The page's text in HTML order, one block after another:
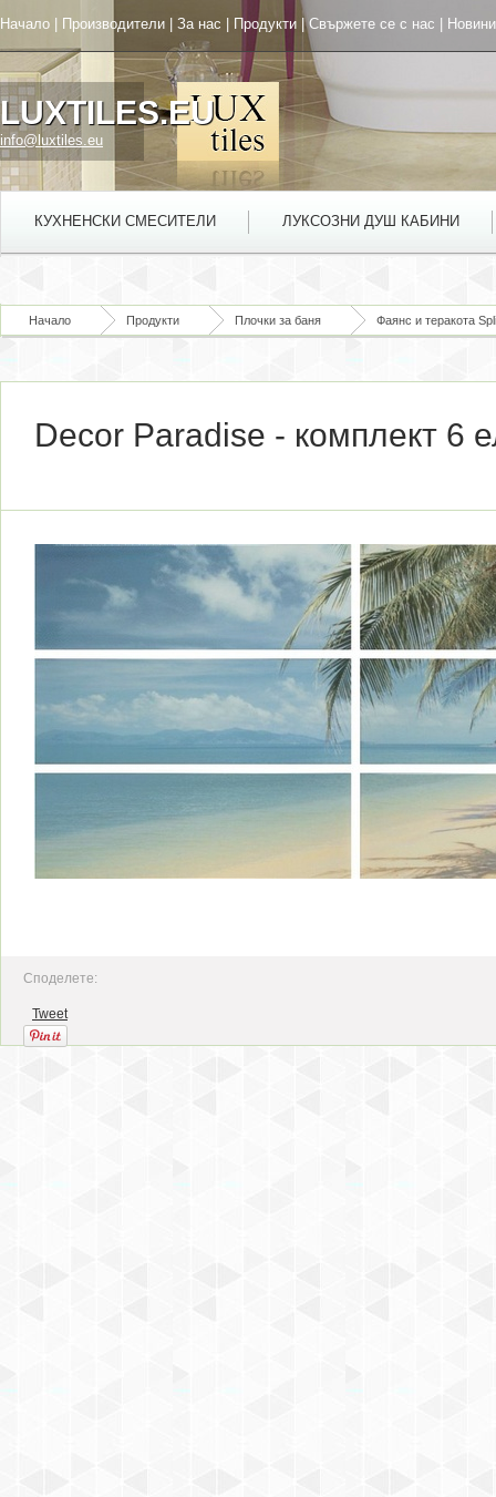
Начало Производители За нас Продукти |Свържете се с нас Новини
LUXTILES.EU
info@luxtiles.eu
КУХНЕНСКИ СМЕСИТЕЛИ ЛУКСОЗНИ ДУШ КАБИНИ
Начало Продукти Плочки за баня Фаянс и теракота
Decor Paradise - комплект 6
Споделете:
Tweet